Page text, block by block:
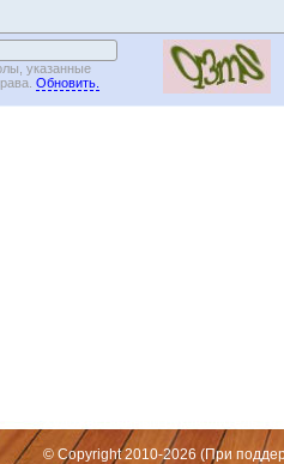
указанные
Обновить.
© Copyright 2010-2026 (При